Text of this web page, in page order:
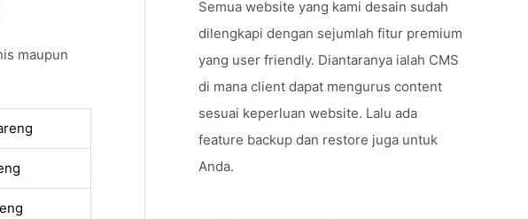
maupun
Semua website yang kami desain sudah
dilengkapi dengan sejumlah fitur premium
yang user friendly. Diantaranya ialah CMS
di mana client dapat mengurus content
sesuai keperluan website. Lalu ada
feature backup dan restore juga untuk
Anda.